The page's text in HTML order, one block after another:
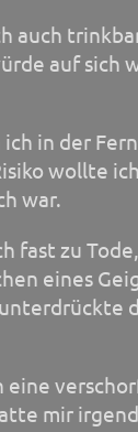
auch
auf sich
in der
wollte
war.
fast zu
eines
eine
mir